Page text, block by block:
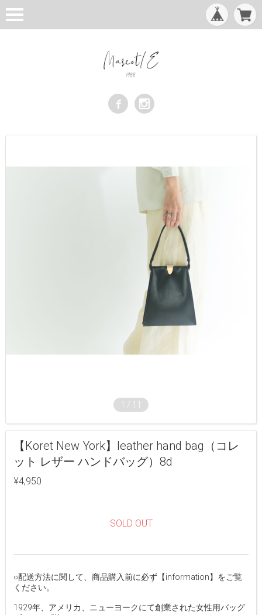
1 / 11
【Koret New York】leather hand bag（コレ
ット レザー ハンドバッグ）8d
¥4,950
SOLD OUT
○配送方法に関して、商品購入前に必ず【information】をご覧
ください。
1929年、アメリカ、ニューヨークにて創業された女性用バッグ